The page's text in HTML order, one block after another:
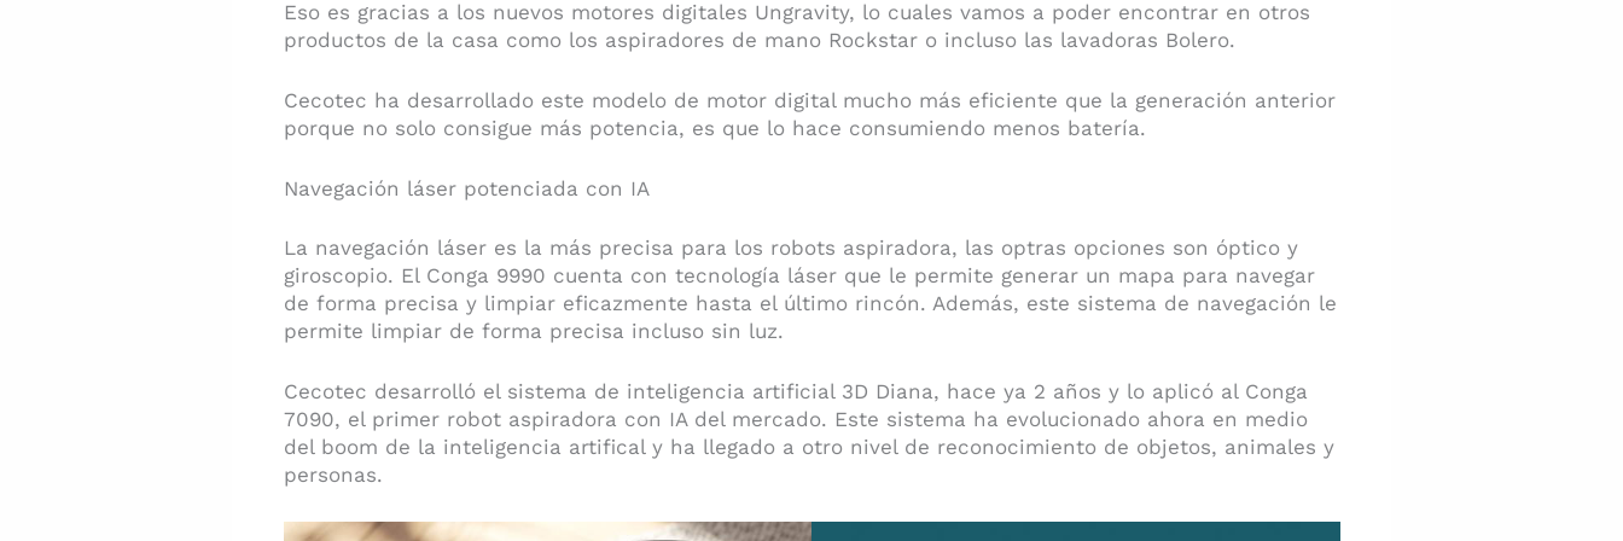
Eso es gracias a los nuevos motores digitales Ungravity, lo cuales vamos a poder encontrar en otros
productos de la casa como los aspiradores de mano Rockstar o incluso las lavadoras Bolero.
Cecotec ha desarrollado este modelo de motor digital mucho más eficiente que la generación anterior
porque no solo consigue más potencia, es que lo hace consumiendo menos batería.
Navegación láser potenciada con IA
La navegación láser es la más precisa para los robots aspiradora, las optras opciones son óptico y
giroscopio. El Conga 9990 cuenta con tecnología láser que le permite generar un mapa para navegar
de forma precisa y limpiar eficazmente hasta el último rincón. Además, este sistema de navegación le
permite limpiar de forma precisa incluso sin luz.
Cecotec desarrolló el sistema de inteligencia artificial 3D Diana, hace ya 2 años y lo aplicó al Conga
7090, el primer robot aspiradora con IA del mercado. Este sistema ha evolucionado ahora en medio
del boom de la inteligencia artifical y ha llegado a otro nivel de reconocimiento de objetos, animales y
personas.